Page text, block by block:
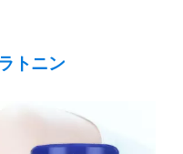
トニン